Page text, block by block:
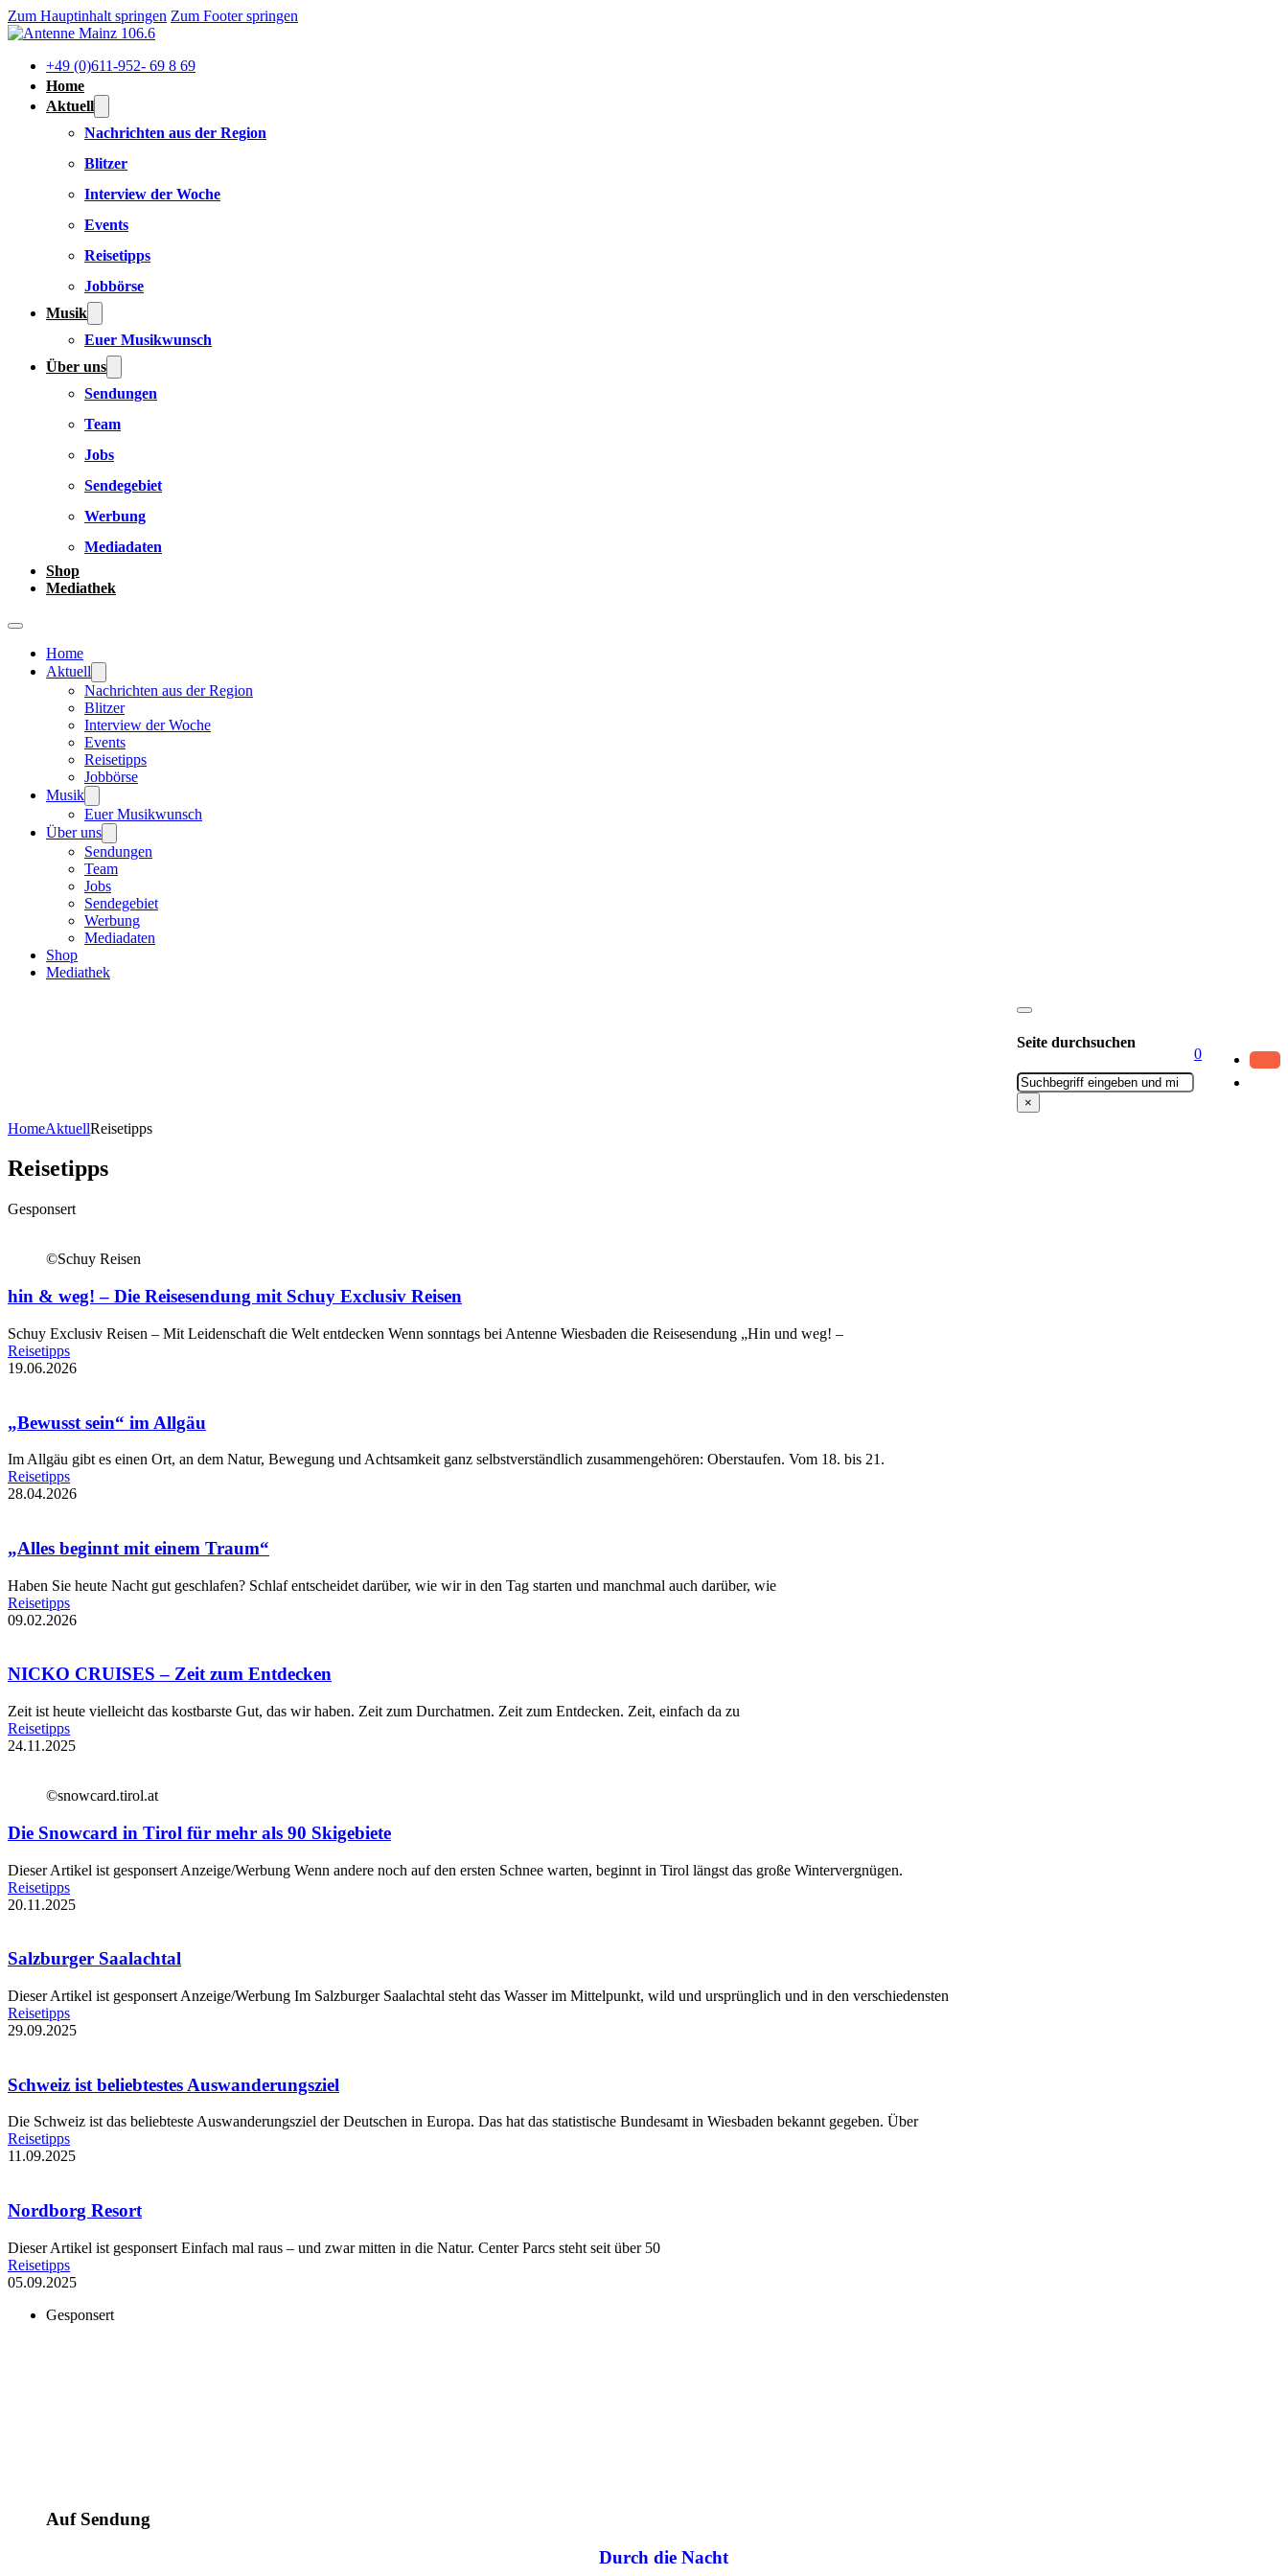
Zum Hauptinhalt springen Zum Footer springen
+49 (0)611-952- 69 8 69
Home
Aktuell
Nachrichten aus der Region
Blitzer
Interview der Woche
Events
Reisetipps
Jobbörse
Musik
Euer Musikwunsch
Über uns
Sendungen
Team
Jobs
Sendegebiet
Werbung
Mediadaten
Shop
Mediathek
Home
Aktuell
Nachrichten aus der Region
Blitzer
Interview der Woche
Events
Reisetipps
Jobbörse
Musik
Euer Musikwunsch
Über uns
Sendungen
Team
Jobs
Sendegebiet
Werbung
Mediadaten
Shop
Mediathek
Seite durchsuchen
Suchen
×
0
HomeAktuellReisetipps
Reisetipps
Gesponsert
©Schuy Reisen
hin & weg! – Die Reisesendung mit Schuy Exclusiv Reisen
Schuy Exclusiv Reisen – Mit Leidenschaft die Welt entdecken Wenn sonntags bei Antenne Wiesbaden die Reisesendung „Hin und weg! –
Reisetipps
19.06.2026
„Bewusst sein“ im Allgäu
Im Allgäu gibt es einen Ort, an dem Natur, Bewegung und Achtsamkeit ganz selbstverständlich zusammengehören: Oberstaufen. Vom 18. bis 21.
Reisetipps
28.04.2026
„Alles beginnt mit einem Traum“
Haben Sie heute Nacht gut geschlafen? Schlaf entscheidet darüber, wie wir in den Tag starten und manchmal auch darüber, wie
Reisetipps
09.02.2026
NICKO CRUISES – Zeit zum Entdecken
Zeit ist heute vielleicht das kostbarste Gut, das wir haben. Zeit zum Durchatmen. Zeit zum Entdecken. Zeit, einfach da zu
Reisetipps
24.11.2025
©snowcard.tirol.at
Die Snowcard in Tirol für mehr als 90 Skigebiete
Dieser Artikel ist gesponsert Anzeige/Werbung Wenn andere noch auf den ersten Schnee warten, beginnt in Tirol längst das große Wintervergnügen.
Reisetipps
20.11.2025
Salzburger Saalachtal
Dieser Artikel ist gesponsert Anzeige/Werbung Im Salzburger Saalachtal steht das Wasser im Mittelpunkt, wild und ursprünglich und in den verschiedensten
Reisetipps
29.09.2025
Schweiz ist beliebtestes Auswanderungsziel
Die Schweiz ist das beliebteste Auswanderungsziel der Deutschen in Europa. Das hat das statistische Bundesamt in Wiesbaden bekannt gegeben. Über
Reisetipps
11.09.2025
Nordborg Resort
Dieser Artikel ist gesponsert Einfach mal raus – und zwar mitten in die Natur. Center Parcs steht seit über 50
Reisetipps
05.09.2025
Gesponsert
Auf Sendung
Durch die Nacht